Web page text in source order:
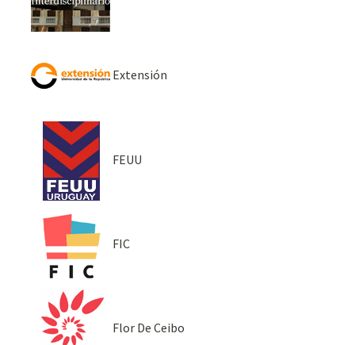
Extensión
FEUU
FIC
Flor De Ceibo